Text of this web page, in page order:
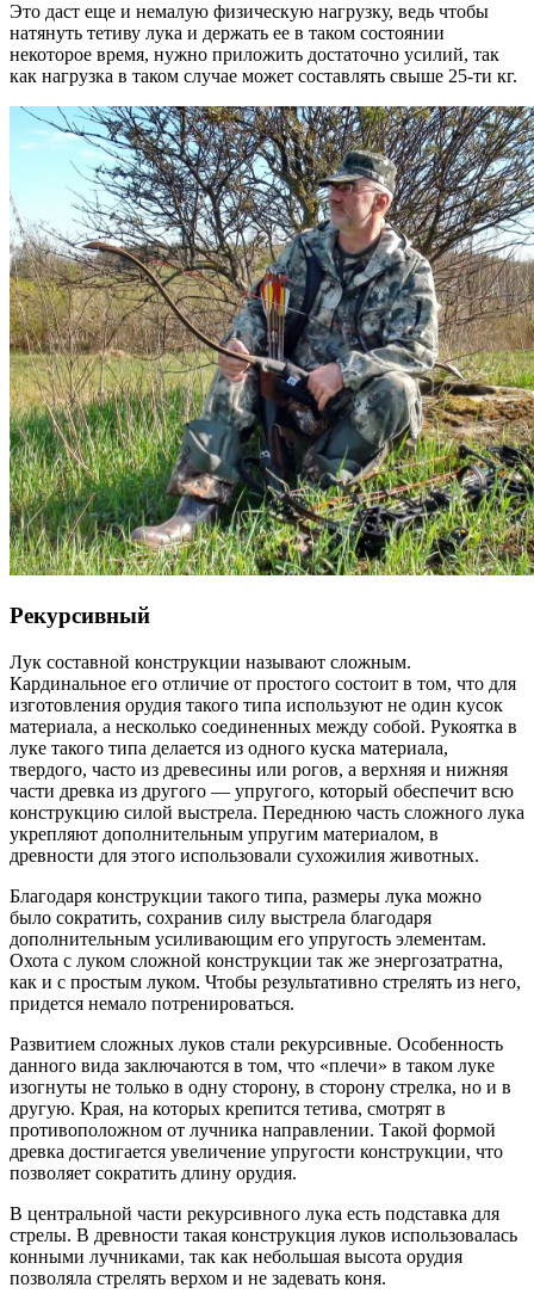
Это даст еще и немалую физическую нагрузку, ведь чтобы
натянуть тетиву лука и держать ее в таком состоянии
некоторое время, нужно приложить достаточно усилий, так
как нагрузка в таком случае может составлять свыше 25-ти кг.
Рекурсивный
Лук составной конструкции называют сложным.
Кардинальное его отличие от простого состоит в том, что для
изготовления орудия такого типа используют не один кусок
материала, а несколько соединенных между собой. Рукоятка в
луке такого типа делается из одного куска материала,
твердого, часто из древесины или рогов, а верхняя и нижняя
части древка из другого — упругого, который обеспечит всю
конструкцию силой выстрела. Переднюю часть сложного лука
укрепляют дополнительным упругим материалом, в
древности для этого использовали сухожилия животных.
Благодаря конструкции такого типа, размеры лука можно
было сократить, сохранив силу выстрела благодаря
дополнительным усиливающим его упругость элементам.
Охота с луком сложной конструкции так же энергозатратна,
как и с простым луком. Чтобы результативно стрелять из него,
придется немало потренироваться.
Развитием сложных луков стали рекурсивные. Особенность
данного вида заключаются в том, что «плечи» в таком луке
изогнуты не только в одну сторону, в сторону стрелка, но и в
другую. Края, на которых крепится тетива, смотрят в
противоположном от лучника направлении. Такой формой
древка достигается увеличение упругости конструкции, что
позволяет сократить длину орудия.
В центральной части рекурсивного лука есть подставка для
стрелы. В древности такая конструкция луков использовалась
конными лучниками, так как небольшая высота орудия
позволяла стрелять верхом и не задевать коня.